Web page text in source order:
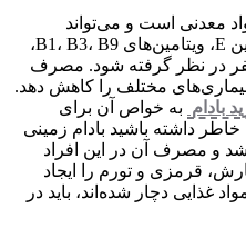
معدنی است و می‌تواند
به‌عنوان یک منبع عالی برای ویتامین E، ویتامین‌های B1، B3، B9،
در نظر گرفته شود. مصرف
بیماری‌های مختلف را کاهش دهد.
بادام به خواص آن برای
داشته باشید بادام زمینی
و مصرف آن در این افراد
قرمزی و تورم را ایجاد
غذایی دچار شده‌اند، باید در